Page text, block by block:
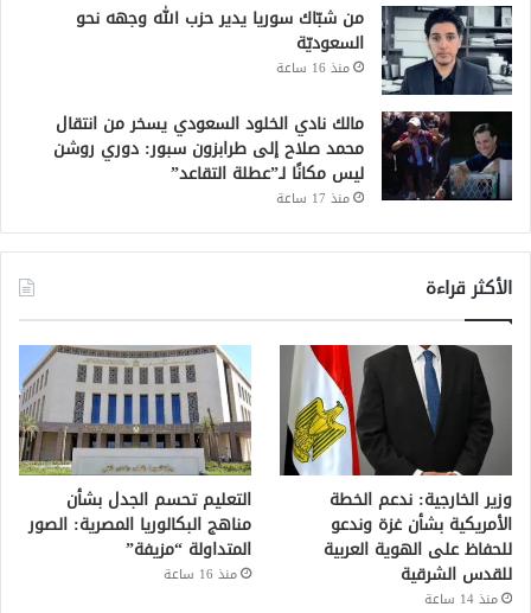
من شبّاك سوريا يدير حزب الله وجهه نحو
السعوديّة
منذ 16 ساعة
مالك نادي الخلود السعودي يسخر من انتقال
محمد صلاح إلى طرابزون سبور: دوري روشن
ليس مكانًا لـ”عطلة التقاعد”
منذ 17 ساعة
الأكثر قراءة
وزير الخارجية: ندعم الخطة
الأمريكية بشأن غزة وندعو
للحفاظ على الهوية العربية
للقدس الشرقية
منذ 14 ساعة
التعليم تحسم الجدل بشأن
مناهج البكالوريا المصرية: الصور
المتداولة “مزيفة”
منذ 16 ساعة